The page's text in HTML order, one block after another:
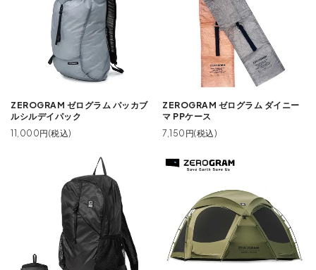
ZEROGRAM ゼログラム パッカブ
ルシルデイパック
11,000円(税込)
ZEROGRAM ゼログラム ダイニー
マ PPケース
7,150円(税込)